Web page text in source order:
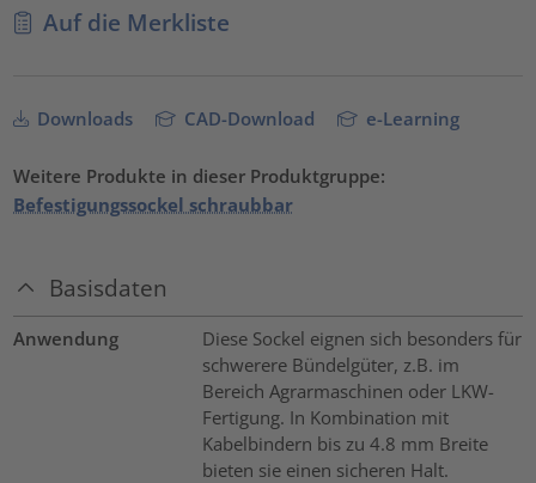
Auf die Merkliste
Downloads CAD-Download e-Learning
Weitere Produkte in dieser Produktgruppe:
Befestigungssockel schraubbar
Basisdaten
Anwendung
Diese Sockel eignen sich besonders für
schwerere Bündelgüter, z.B. im
Bereich Agrarmaschinen oder LKW-
Fertigung. In Kombination mit
Kabelbindern bis zu 4.8 mm Breite
bieten sie einen sicheren Halt.